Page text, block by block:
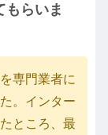
もらいま
専門業者に
。インター
ところ、最